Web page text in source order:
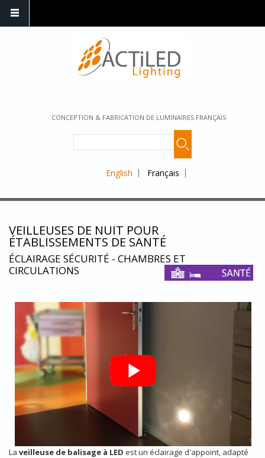
CONCEPTION & FABRICATION DE LUMINAIRES FRANÇAIS
English Français
VEILLEUSES DE NUIT POUR
ÉTABLISSEMENTS DE SANTÉ
ÉCLAIRAGE SÉCURITÉ - CHAMBRES ET
CIRCULATIONS
La veilleuse de balisage à LED est un éclairage d'appoint, adapté